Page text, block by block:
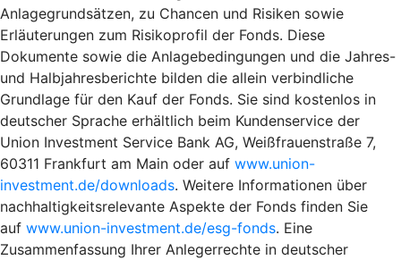
Anlagegrundsätzen, zu Chancen und Risiken sowie
Erläuterungen zum Risikoprofil der Fonds. Diese
Dokumente sowie die Anlagebedingungen und die Jahres-
und Halbjahresberichte bilden die allein verbindliche
Grundlage für den Kauf der Fonds. Sie sind kostenlos in
deutscher Sprache erhältlich beim Kundenservice der
Union Investment Service Bank AG, Weißfrauenstraße 7,
60311 Frankfurt am Main oder auf www.union-
investment.de/downloads. Weitere Informationen über
nachhaltigkeitsrelevante Aspekte der Fonds finden Sie
auf www.union-investment.de/esg-fonds. Eine
Zusammenfassung Ihrer Anlegerrechte in deutscher